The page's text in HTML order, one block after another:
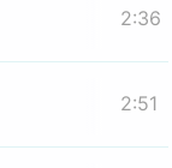
2:36
2:51